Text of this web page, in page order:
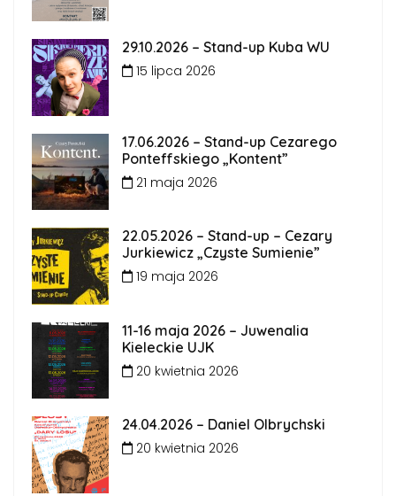
29.10.2026 – Stand-up Kuba WU
15 lipca 2026
17.06.2026 – Stand-up Cezarego
Ponteffskiego „Kontent”
21 maja 2026
22.05.2026 – Stand-up – Cezary
Jurkiewicz „Czyste Sumienie”
19 maja 2026
11-16 maja 2026 – Juwenalia
Kieleckie UJK
20 kwietnia 2026
24.04.2026 – Daniel Olbrychski
20 kwietnia 2026